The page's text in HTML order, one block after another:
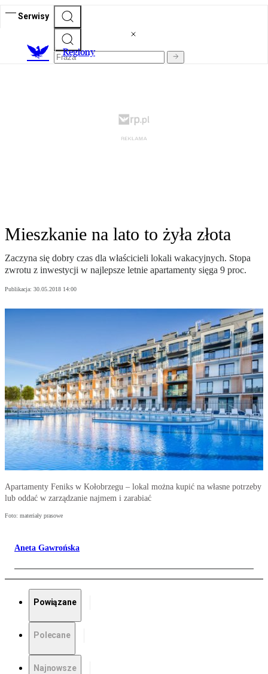
Serwisy
Regiony
Mieszkanie na lato to żyła złota
Zaczyna się dobry czas dla właścicieli lokali wakacyjnych. Stopa
zwrotu z inwestycji w najlepsze letnie apartamenty sięga 9 proc.
Publikacja: 30.05.2018 14:00
Apartamenty Feniks w Kołobrzegu – lokal można kupić na własne potrzeby
lub oddać w zarządzanie najmem i zarabiać
Foto: materiały prasowe
Aneta Gawrońska
Powiązane
Polecane
Najnowsze